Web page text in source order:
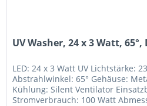
UV Washer, 24 x 3 Watt, 65°,
LED: 24 x 3 Watt UV Lichtstärke:
Abstrahlwinkel: 65° Gehäuse:
Kühlung: Silent Ventilator
Stromverbrauch: 100 Watt